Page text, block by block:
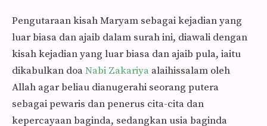
Pengutaraan kisah Maryam sebagai kejadian yang
luar biasa dan ajaib dalam surah ini, diawali dengan
kisah kejadian yang luar biasa dan ajaib pula, iaitu
dikabulkan doaNabi Zakariya alaihissalam oleh
Allah agar beliau dianugerahi seorang putera
sebagai pewaris dan penerus cita-cita dan
kepercayaan baginda, sedangkan usia baginda